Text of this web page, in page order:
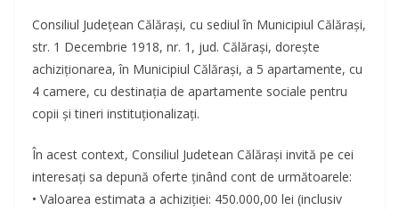
Consiliul Județean Călărași, cu sediul în Municipiul Călărași,
str. 1 Decembrie 1918, nr. 1, jud. Călărași, dorește
achiziționarea, în Municipiul Călărași, a 5 apartamente, cu
4 camere, cu destinația de apartamente sociale pentru
copii și tineri instituționalizați.
În acest context, Consiliul Judetean Călărași invită pe cei
interesați sa depună oferte ținând cont de următoarele:
• Valoarea estimata a achiziției: 450.000,00 lei (inclusiv